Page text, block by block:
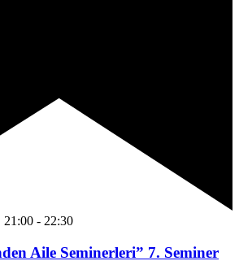
21:00 - 22:30
Aile Seminerleri” 7. Seminer